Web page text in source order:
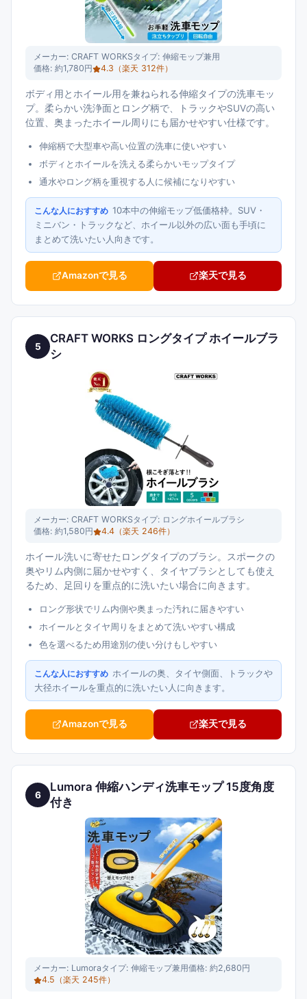
メーカー: CRAFT WORKSタイプ: 伸縮モップ兼用
価格: 約1,780円 4.3 （楽天 312件）
ボディ用とホイール用を兼ねられる伸縮タイプの洗車モッ
プ。柔らかい洗浄面とロング柄で、トラックやSUVの高い
位置、奥まったホイール周りにも届かせやすい仕様です。
伸縮柄で大型車や高い位置の洗車に使いやすい
ボディとホイールを洗える柔らかいモップタイプ
通水やロング柄を重視する人に候補になりやすい
こんな人におすすめ 10本中の伸縮モップ低価格枠。SUV・
ミニバン・トラックなど、ホイール以外の広い面も手頃に
まとめて洗いたい人向きです。
Amazonで見る 楽天で見る
5
CRAFT WORKS ロングタイプ ホイールブラ
シ
メーカー: CRAFT WORKSタイプ: ロングホイールブラシ
価格: 約1,580円 4.4 （楽天 246件）
ホイール洗いに寄せたロングタイプのブラシ。スポークの
奥やリム内側に届かせやすく、タイヤブラシとしても使え
るため、足回りを重点的に洗いたい場合に向きます。
ロング形状でリム内側や奥まった汚れに届きやすい
ホイールとタイヤ周りをまとめて洗いやすい構成
色を選べるため用途別の使い分けもしやすい
こんな人におすすめ ホイールの奥、タイヤ側面、トラックや
大径ホイールを重点的に洗いたい人に向きます。
Amazonで見る 楽天で見る
6
Lumora 伸縮ハンディ洗車モップ 15度角度
付き
メーカー: Lumoraタイプ: 伸縮モップ兼用価格: 約2,680円
4.5 （楽天 245件）